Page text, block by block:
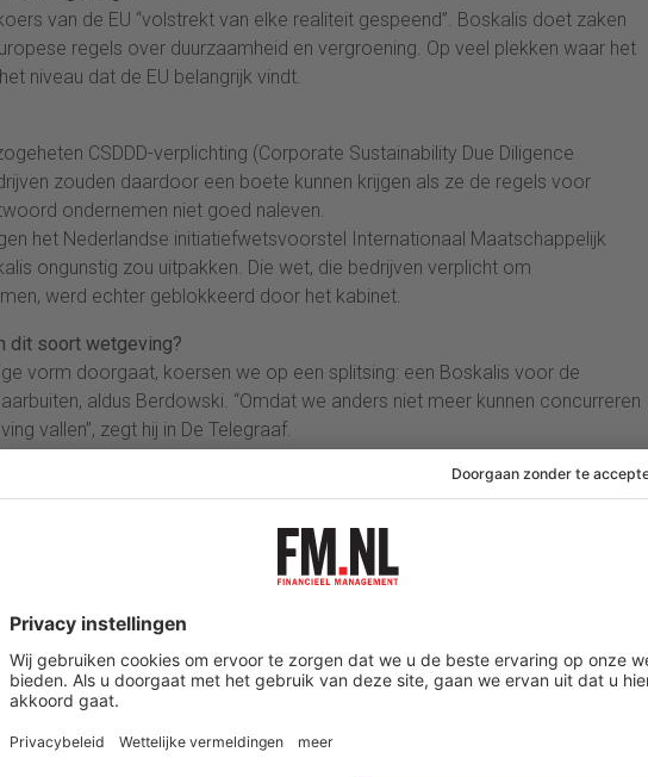
van de EU “volstrekt van elke realiteit gespeend”. Boskalis doet zaken
regels over duurzaamheid en vergroening. Op veel plekken waar het
niveau dat de EU belangrijk vindt.
CSDDD-verplichting (Corporate Sustainability Due Diligence
zouden daardoor een boete kunnen krijgen als ze de regels voor
ondernemen niet goed naleven.
het Nederlandse initiatiefwetsvoorstel Internationaal Maatschappelijk
ongunstig zou uitpakken. Die wet, die bedrijven verplicht om
werd echter geblokkeerd door het kabinet.
dit soort wetgeving?
vorm doorgaat, koersen we op een splitsing: een Boskalis voor de
aldus Berdowski. “Omdat we anders niet meer kunnen concurreren
vallen”, zegt hij in De Telegraaf.
maakt?
een belangrijke verschuiving in de vereisten voor bedrijfsduurzaamheid voor
de EU-markt. CSDDD zal van toepassing zijn op bepaalde
is de vraag of Amerikaanse bedrijven daar zin in hebben.(ANP)